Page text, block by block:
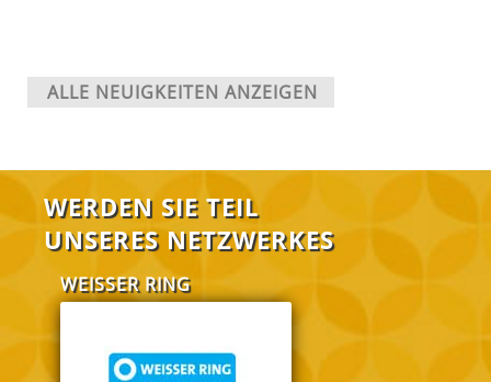
ALLE NEUIGKEITEN ANZEIGEN
WERDEN SIE TEIL
UNSERES NETZWERKES
WEISSER RING FABI